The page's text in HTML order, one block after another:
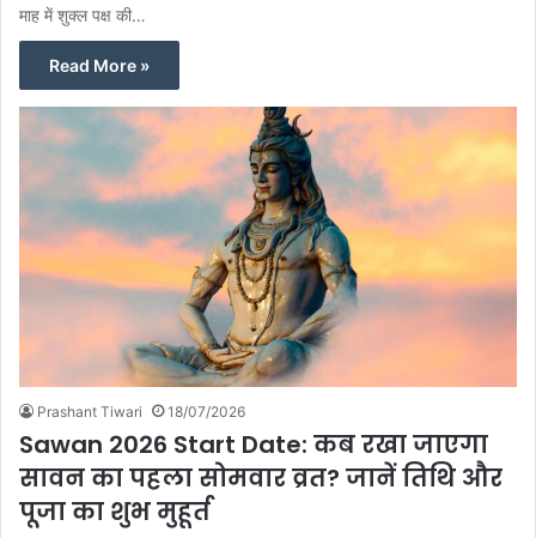
माह में शुक्ल पक्ष की…
Read More »
Prashant Tiwari 18/07/2026
Sawan 2026 Start Date: कब रखा जाएगा
सावन का पहला सोमवार व्रत? जानें तिथि और
पूजा का शुभ मुहूर्त